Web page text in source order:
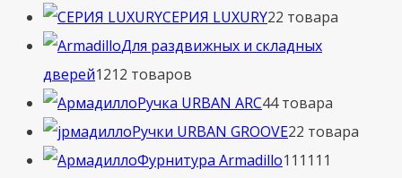
СЕРИЯ LUXURY22 товара
Для раздвижных и складных
дверей1212 товаров
Ручка URBAN ARC44 товара
Ручки URBAN GROOVE22 товара
Фурнитура Armadillo111 111